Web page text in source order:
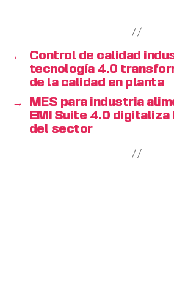
←
Control de calidad
tecnología 4.0
de la calidad en planta
→
MES para industria
EMI Suite 4.0 digitaliza
del sector